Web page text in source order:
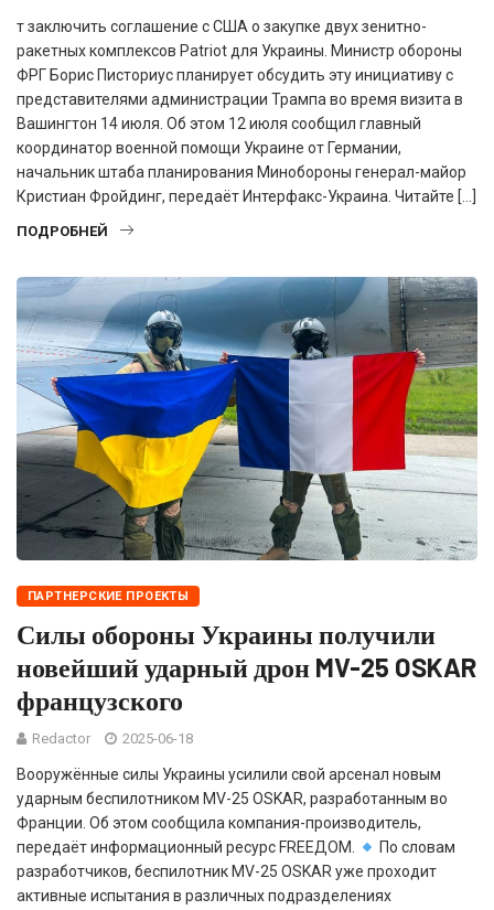
т заключить соглашение с США о закупке двух зенитно-
ракетных комплексов Patriot для Украины. Министр обороны
ФРГ Борис Писториус планирует обсудить эту инициативу с
представителями администрации Трампа во время визита в
Вашингтон 14 июля. Об этом 12 июля сообщил главный
координатор военной помощи Украине от Германии,
начальник штаба планирования Минобороны генерал-майор
Кристиан Фройдинг, передаёт Интерфакс-Украина. Читайте […]
ПОДРОБНЕЙ
ПАРТНЕРСКИЕ ПРОЕКТЫ
Силы обороны Украины получили
новейший ударный дрон MV-25 OSKAR
французского
Redactor 2025-06-18
Вооружённые силы Украины усилили свой арсенал новым
ударным беспилотником MV-25 OSKAR, разработанным во
Франции. Об этом сообщила компания-производитель,
передаёт информационный ресурс FREEДОМ.
По словам
разработчиков, беспилотник MV-25 OSKAR уже проходит
активные испытания в различных подразделениях